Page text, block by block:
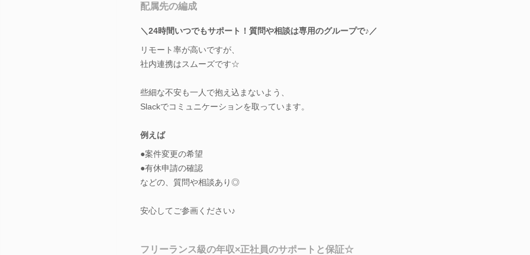
配属先の編成
＼24時間いつでもサポート！質問や相談は専用のグループで♪／
リモート率が高いですが、
社内連携はスムーズです☆
些細な不安も一人で抱え込まないよう、
Slackでコミュニケーションを取っています。
例えば
●案件変更の希望
●有休申請の確認
などの、質問や相談あり◎
安心してご参画ください♪
フリーランス級の年収×正社員のサポートと保証☆